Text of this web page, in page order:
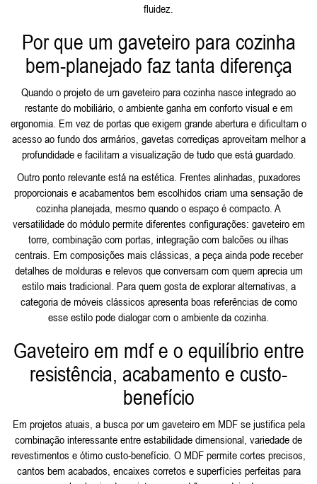
fluidez.
Por que um gaveteiro para cozinha
bem-planejado faz tanta diferença
Quando o projeto de um gaveteiro para cozinha nasce integrado ao
restante do mobiliário, o ambiente ganha em conforto visual e em
ergonomia. Em vez de portas que exigem grande abertura e dificultam o
acesso ao fundo dos armários, gavetas corrediças aproveitam melhor a
profundidade e facilitam a visualização de tudo que está guardado.
Outro ponto relevante está na estética. Frentes alinhadas, puxadores
proporcionais e acabamentos bem escolhidos criam uma sensação de
cozinha planejada, mesmo quando o espaço é compacto. A
versatilidade do módulo permite diferentes configurações: gaveteiro em
torre, combinação com portas, integração com balcões ou ilhas
centrais. Em composições mais clássicas, a peça ainda pode receber
detalhes de molduras e relevos que conversam com quem aprecia um
estilo mais tradicional. Para quem gosta de explorar alternativas, a
categoria de móveis clássicos apresenta boas referências de como
esse estilo pode dialogar com o ambiente da cozinha.
Gaveteiro em mdf e o equilíbrio entre
resistência, acabamento e custo-
benefício
Em projetos atuais, a busca por um gaveteiro em MDF se justifica pela
combinação interessante entre estabilidade dimensional, variedade de
revestimentos e ótimo custo-benefício. O MDF permite cortes precisos,
cantos bem acabados, encaixes corretos e superfícies perfeitas para